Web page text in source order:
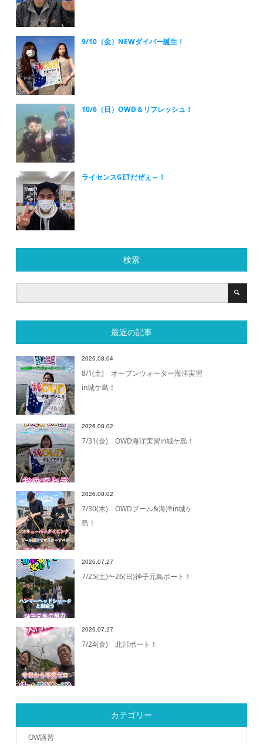
9/10（金）NEWダイバー誕生！
10/6（日）OWD＆リフレッシュ！
ライセンスGETだぜぇ～！
検索
最近の記事
2026.08.04
8/1(土) オープンウォーター海洋実習
in城ケ島！
2026.08.02
7/31(金) OWD海洋実習in城ケ島！
2026.08.02
7/30(木) OWDプール&海洋in城ケ
島！
2026.07.27
7/25(土)〜26(日)神子元島ボート！
2026.07.27
7/24(金) 北川ボート！
カテゴリー
OW講習